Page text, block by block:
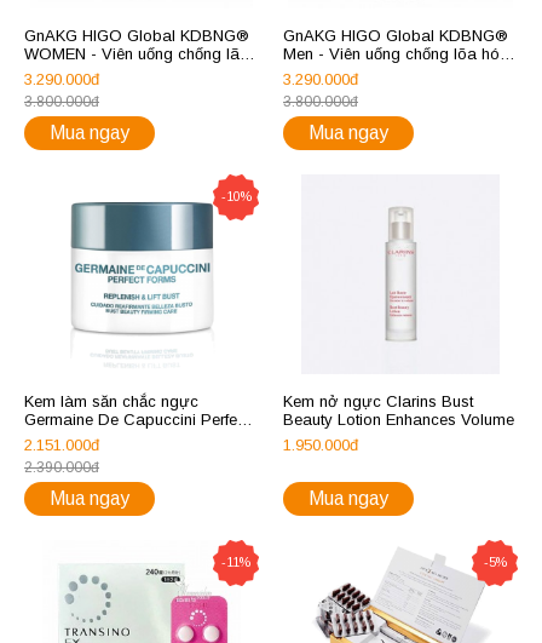
GnAKG HIGO Global KDBNG®
WOMEN - Viên uống chống lão
hóa cho nữ 60 viên
3.290.000đ
3.800.000đ
Mua ngay
GnAKG HIGO Global KDBNG®
Men - Viên uống chống lõa hóa
cho Nam 60 viên
3.290.000đ
3.800.000đ
Mua ngay
-10%
Kem làm săn chắc ngực
Germaine De Capuccini Perfect
Forms Replenish - Lift Bust
2.151.000đ
2.390.000đ
Mua ngay
Kem nở ngực Clarins Bust
Beauty Lotion Enhances Volume
1.950.000đ
Mua ngay
-11% -5%